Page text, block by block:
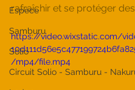
Espèce
Samburu
Solio
Circuit Solio - Samburu -
rafraîchir et se protéger
https://video.wixstatic.com/
/mp4/file.mp4